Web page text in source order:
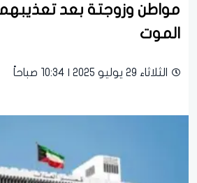
مواطن وزوجتة بعد
الموت
الثلاثاء 29 يوليو 2025 | 10:34 صباحاً